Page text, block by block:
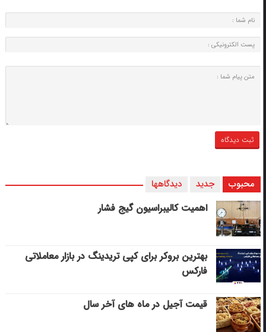
محبوب جدید دیدگاهها
اهمیت کالیبراسیون گیج فشار
بهترین بروکر برای کپی‌ تریدینگ در بازار معاملاتی
فارکس
قیمت آجیل در ماه های آخر سال